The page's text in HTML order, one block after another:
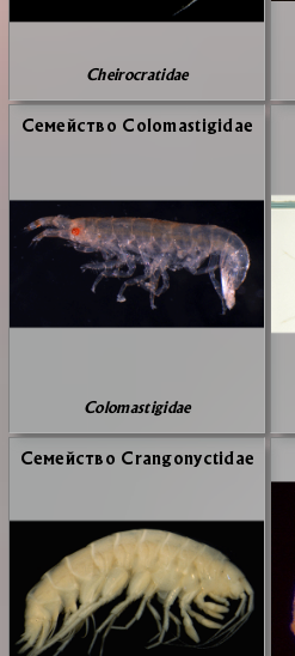
Cheirocratidae
Се­мей­ство Colomastigidae
Colomastigidae
Се­мей­ство Crangonyctidae